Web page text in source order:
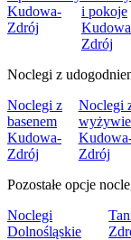
Kudowa-
Zdrój
i pokoje
Zdrój
Noclegi z
Noclegi z
basenem
Kudowa-
Zdrój
Noclegi
Zdrój
Pozostałe opcje
Noclegi
Dolnośląskie